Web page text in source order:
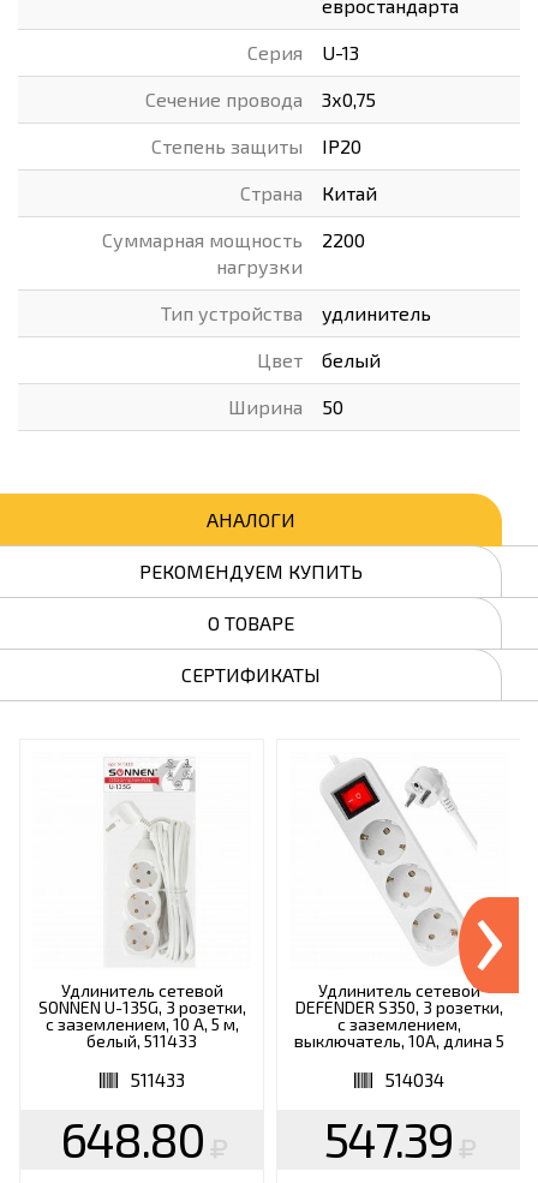
евростандарта
Серия U-13
Сечение провода 3х0,75
Степень защиты IP20
Страна Китай
Суммарная мощность
нагрузки
2200
Тип устройства удлинитель
Цвет белый
Ширина 50
АНАЛОГИ
РЕКОМЕНДУЕМ КУПИТЬ
О ТОВАРЕ
СЕРТИФИКАТЫ
Удлинитель сетевой
SONNEN U-135G, 3 розетки,
c заземлением, 10 А, 5 м,
белый, 511433
511433
648.80
Удлинитель сетевой
DEFENDER S350, 3 розетки,
c заземлением,
выключатель, 10А, длина 5
514034
547.39
›